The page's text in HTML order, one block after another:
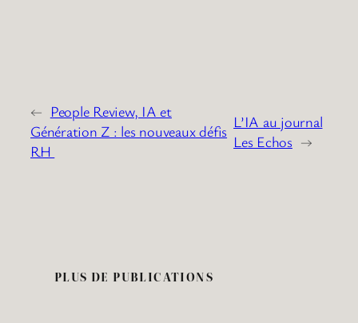
← People Review, IA et
Génération Z : les nouveaux défis
RH
L’IA au journal
Les Echos →
PLUS DE PUBLICATIONS